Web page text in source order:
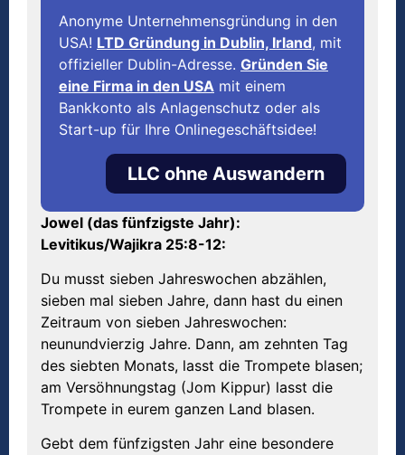
Anonyme Unternehmensgründung in den
USA! LTD Gründung in Dublin, Irland, mit
offizieller Dublin-Adresse. Gründen Sie
eine Firma in den USA mit einem
Bankkonto als Anlagenschutz oder als
Start-up für Ihre Onlinegeschäftsidee!
LLC ohne Auswandern
Jowel (das fünfzigste Jahr):
Levitikus/Wajikra 25:8-12:
Du musst sieben Jahreswochen abzählen,
sieben mal sieben Jahre, dann hast du einen
Zeitraum von sieben Jahreswochen:
neunundvierzig Jahre. Dann, am zehnten Tag
des siebten Monats, lasst die Trompete blasen;
am Versöhnungstag (Jom Kippur) lasst die
Trompete in eurem ganzen Land blasen.
Gebt dem fünfzigsten Jahr eine besondere